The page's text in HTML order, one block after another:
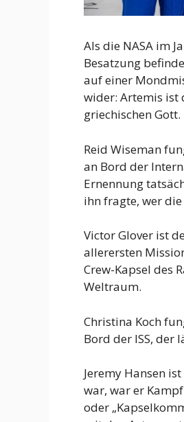
Als die NASA im
Besatzung
auf einer
wider: Artemis ist
griechischen Gott.
Reid Wiseman
an Bord der
Ernennung
ihn fragte, wer
Victor Glover ist
allerersten
Crew-Kapsel des
Weltraum.
Christina Koch
Bord der ISS, der
Jeremy Hansen
war, war er
oder